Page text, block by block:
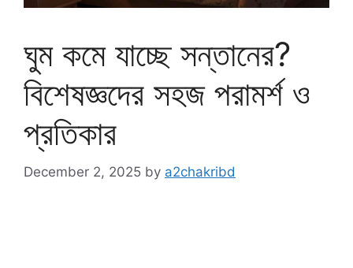
ঘুম কমে যাচ্ছে সন্তানের?
বিশেষজ্ঞদের সহজ পরামর্শ ও
প্রতিকার
December 2, 2025 by a2chakribd